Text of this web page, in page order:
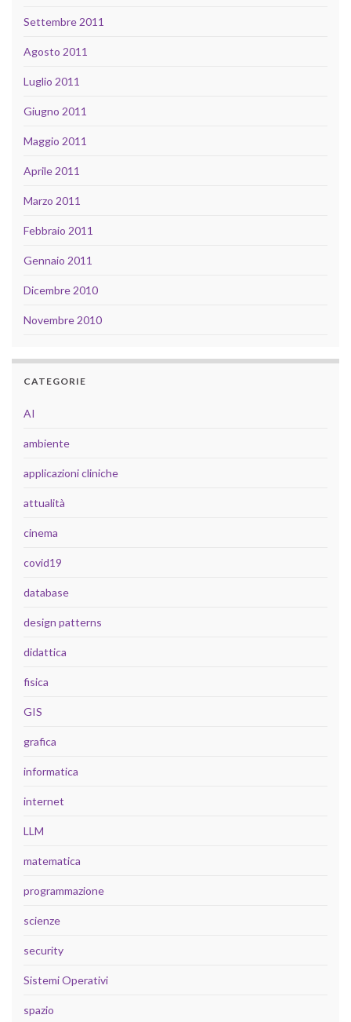
Settembre 2011
Agosto 2011
Luglio 2011
Giugno 2011
Maggio 2011
Aprile 2011
Marzo 2011
Febbraio 2011
Gennaio 2011
Dicembre 2010
Novembre 2010
CATEGORIE
AI
ambiente
applicazioni cliniche
attualità
cinema
covid19
database
design patterns
didattica
fisica
GIS
grafica
informatica
internet
LLM
matematica
programmazione
scienze
security
Sistemi Operativi
spazio